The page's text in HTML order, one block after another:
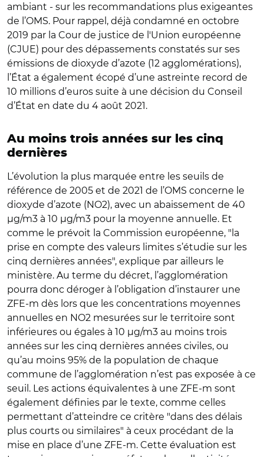
ambiant - sur les recommandations plus exigeantes
de l’OMS. Pour rappel, déjà condamné en octobre
2019 par la Cour de justice de l'Union européenne
(CJUE) pour des dépassements constatés sur ses
émissions de dioxyde d’azote (12 agglomérations),
l’État a également écopé d’une astreinte record de
10 millions d’euros suite à une décision du Conseil
d’État en date du 4 août 2021.
Au moins trois années sur les cinq
dernières
L’évolution la plus marquée entre les seuils de
référence de 2005 et de 2021 de l’OMS concerne le
dioxyde d’azote (NO2), avec un abaissement de 40
µg/m3 à 10 µg/m3 pour la moyenne annuelle. Et
comme le prévoit la Commission européenne, "la
prise en compte des valeurs limites s’étudie sur les
cinq dernières années", explique par ailleurs le
ministère. Au terme du décret, l’agglomération
pourra donc déroger à l’obligation d’instaurer une
ZFE-m dès lors que les concentrations moyennes
annuelles en NO2 mesurées sur le territoire sont
inférieures ou égales à 10 μg/m3 au moins trois
années sur les cinq dernières années civiles, ou
qu’au moins 95% de la population de chaque
commune de l’agglomération n’est pas exposée à ce
seuil. Les actions équivalentes à une ZFE-m sont
également définies par le texte, comme celles
permettant d’atteindre ce critère "dans des délais
plus courts ou similaires" à ceux procédant de la
mise en place d’une ZFE-m. Cette évaluation est